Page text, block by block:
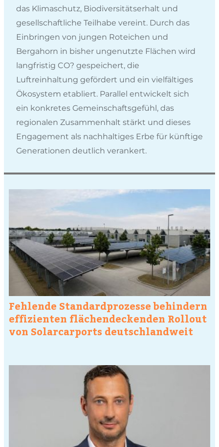
das Klimaschutz, Biodiversitätserhalt und
gesellschaftliche Teilhabe vereint. Durch das
Einbringen von jungen Roteichen und
Bergahorn in bisher ungenutzte Flächen wird
langfristig CO? gespeichert, die
Luftreinhaltung gefördert und ein vielfältiges
Ökosystem etabliert. Parallel entwickelt sich
ein konkretes Gemeinschaftsgefühl, das
regionalen Zusammenhalt stärkt und dieses
Engagement als nachhaltiges Erbe für künftige
Generationen deutlich verankert.
Fehlende Standardprozesse behindern
effizienten flächendeckenden Rollout
von Solarcarports deutschlandweit